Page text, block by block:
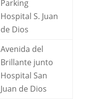
Parking
Hospital S. Juan
de Dios
Avenida del
Brillante junto
Hospital San
Juan de Dios